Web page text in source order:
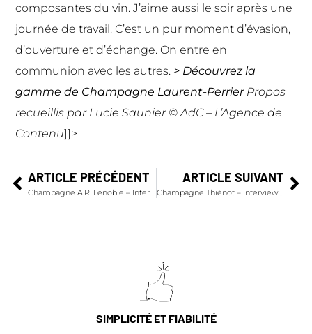
composantes du vin. J’aime aussi le soir après une
journée de travail. C’est un pur moment d’évasion,
d’ouverture et d’échange. On entre en
communion avec les autres.> Découvrez la
gamme de Champagne Laurent-Perrier Propos
recueillis par Lucie Saunier © AdC – L’Agence de
Contenu]]>
ARTICLE PRÉCÉDENT
Champagne A.R. Lenoble – Interview de Anne Malassagne – Présidente
ARTICLE SUIVANT
Champagne Thiénot – Interview de Garance Thiénot – Directrice Marketing
SIMPLICITÉ ET FIABILITÉ